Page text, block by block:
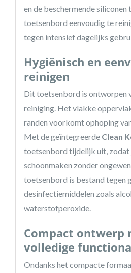
en de beschermende siliconen
toetsenbord eenvoudig te
tegen intensief dagelijks
Hygiënisch en
reinigen
Dit toetsenbord is ontworpen
reiniging. Het vlakke
randen voorkomt ophoping
Met de geïntegreerde Clean
toetsenbord tijdelijk uit, zodat
schoonmaken zonder
toetsenbord is bestand tegen
desinfectiemiddelen zoals
waterstofperoxide.
Compact ontwerp
volledige
Ondanks het compacte